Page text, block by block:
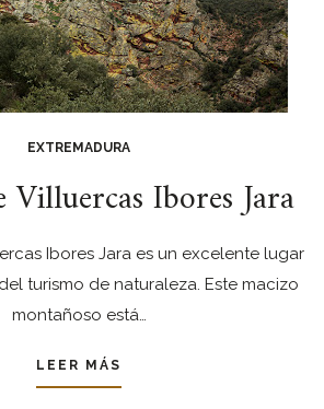
EXTREMADURA
Villuercas Ibores Jara
Ibores Jara es un excelente lugar
turismo de naturaleza. Este macizo
montañoso está…
LEER MÁS